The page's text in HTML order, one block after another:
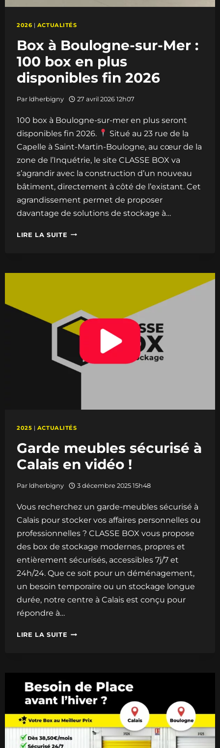
2026 | ACTUALITÉS
Box à Boulogne-sur-Mer :
100 box en plus
disponibles fin 2026
Par ldherbigny 27 avril 2026 12h07
100 box à Boulogne-sur-mer en plus seront
disponibles fin 2026.
Situé au 23 rue de la
Capelle à Saint-Martin-Boulogne, au cœur de la
zone de l’Inquétrie, le site CLASSE BOX va
s’agrandir avec la construction d’un nouveau
bâtiment, directement à côté de l’existant. Cet
agrandissement permet de proposer
davantage de solutions de stockage à…
LIRE LA SUITE BOX
SUR-
100
BOX
PLUS
DISPONIBLES
2025 | ACTUALITÉS
Garde meubles sécurisé à
Calais en vidéo !
Par ldherbigny 3 décembre 2025 15h48
Vous recherchez un garde-meubles sécurisé à
Calais pour stocker vos affaires personnelles ou
professionnelles ? CLASSE BOX vous propose
des box de stockage modernes, propres et
entièrement sécurisés, accessibles 7j/7 et
24h/24. Que ce soit pour un déménagement,
un besoin temporaire ou un stockage longue
durée, notre centre à Calais est conçu pour
répondre à…
LIRE LA SUITE GARDE
CALAIS
EN
VIDÉO
!